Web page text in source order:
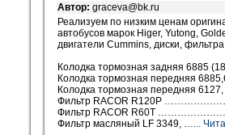
Автор: graceva@bk.ru
Реализуем по низким ценам
автобусов марок Higer, Yutong,
двигатели Cummins, диски,
Колодка тормозная задняя 6885
Колодка тормозная передняя
Колодка тормозная передняя
Фильтр RACOR R120P
Фильтр RACOR R60T
Фильтр масляный LF 3349, …...